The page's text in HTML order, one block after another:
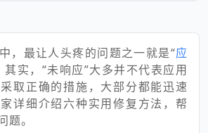
，最让人头疼的问题之一就是“应
其实，“未响应”大多并不代表应用
取正确的措施，大部分都能迅速
详细介绍六种实用修复方法，帮
题。